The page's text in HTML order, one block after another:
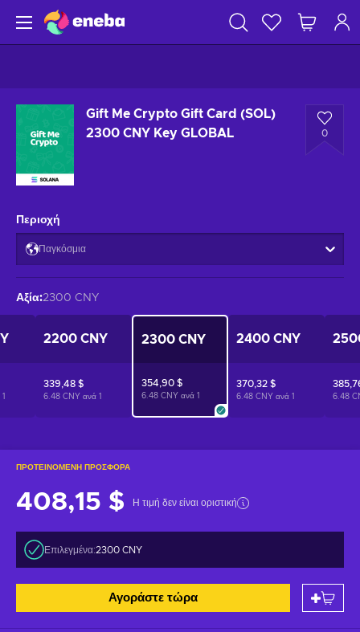
Gift Me Crypto Gift Card (SOL)
2300 CNY Key GLOBAL
0
ΠΡΟΤΕΙΝΌΜΕΝΗ ΠΡΟΣΦΟΡΆ
408,15 $ Η τιμή δεν είναι οριστική
Επιλεγμένα:2300 CNY
Αγοράστε τώρα
Περιοχή
Παγκόσμια
Αξία:2300 CNY
1
2200 CNY
339,48 $
6.48 CNY ανά 1
2300 CNY
354,90 $
6.48 CNY ανά 1
2400 CNY
370,32 $
6.48 CNY ανά 1 6.48